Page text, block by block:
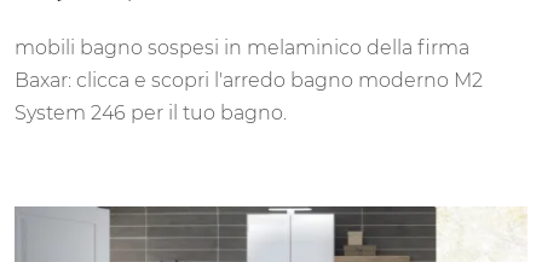
mobili bagno sospesi in melaminico della firma
Baxar: clicca e scopri l'arredo bagno moderno M2
System 246 per il tuo bagno.